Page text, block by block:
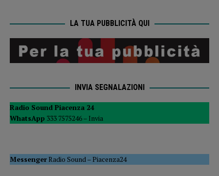
LA TUA PUBBLICITÀ QUI
INVIA SEGNALAZIONI
Radio Sound Piacenza 24
WhatsApp 333 7575246 – Invia
MessengerRadio Sound –Piacenza24